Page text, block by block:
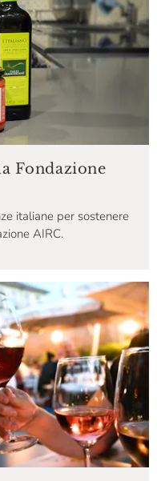
Fondazione
italiane per sostenere
AIRC.